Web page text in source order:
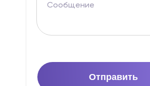
Отправить